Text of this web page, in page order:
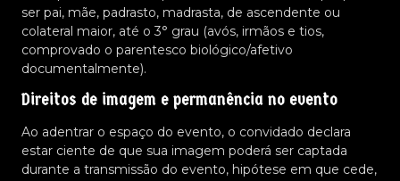
ser pai, mãe, padrasto, madrasta, de ascendente ou
colateral maior, até o 3° grau (avós, irmãos e tios,
comprovado o parentesco biológico/afetivo
documentalmente).
Direitos de imagem e permanência no evento
Ao adentrar o espaço do evento, o convidado declara
estar ciente de que sua imagem poderá ser captada
durante a transmissão do evento, hipótese em que cede,